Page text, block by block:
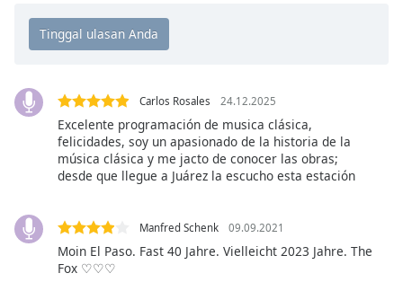
Rate
Chapters
Descriptions
descriptions
,
Subtitles
subtitles
Carlos Rosales 24.12.2025
Excelente programación de musica clásica,
felicidades, soy un apasionado de la historia de la
música clásica y me jacto de conocer las obras;
desde que llegue a Juárez la escucho esta estación
Manfred Schenk 09.09.2021
Moin El Paso. Fast 40 Jahre. Vielleicht 2023 Jahre. The
Fox ♡♡♡